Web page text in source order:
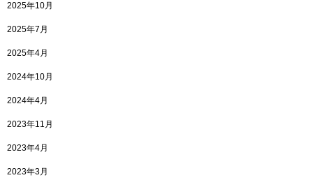
2025年10月
2025年7月
2025年4月
2024年10月
2024年4月
2023年11月
2023年4月
2023年3月